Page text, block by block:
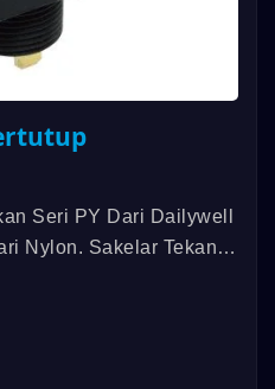
Seri PY Dari Dailywell
Nylon. Sakelar Tekan
Standar IP67. Selain